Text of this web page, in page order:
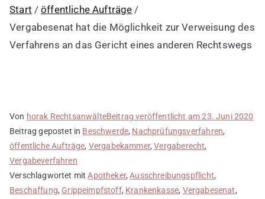
Start
öffentliche Aufträge
Vergabesenat hat die Möglichkeit zur Verweisung des
Verfahrens an das Gericht eines anderen Rechtswegs
Von horak RechtsanwälteBeitrag veröffentlicht am23. Juni 2020
Beitrag gepostet in Beschwerde, Nachprüfungsverfahren,
öffentliche Aufträge, Vergabekammer,Vergaberecht,
Vergabeverfahren
Verschlagwortet mitApotheker,Ausschreibungspflicht,
Beschaffung, Grippeimpfstoff, Krankenkasse, Vergabesenat,